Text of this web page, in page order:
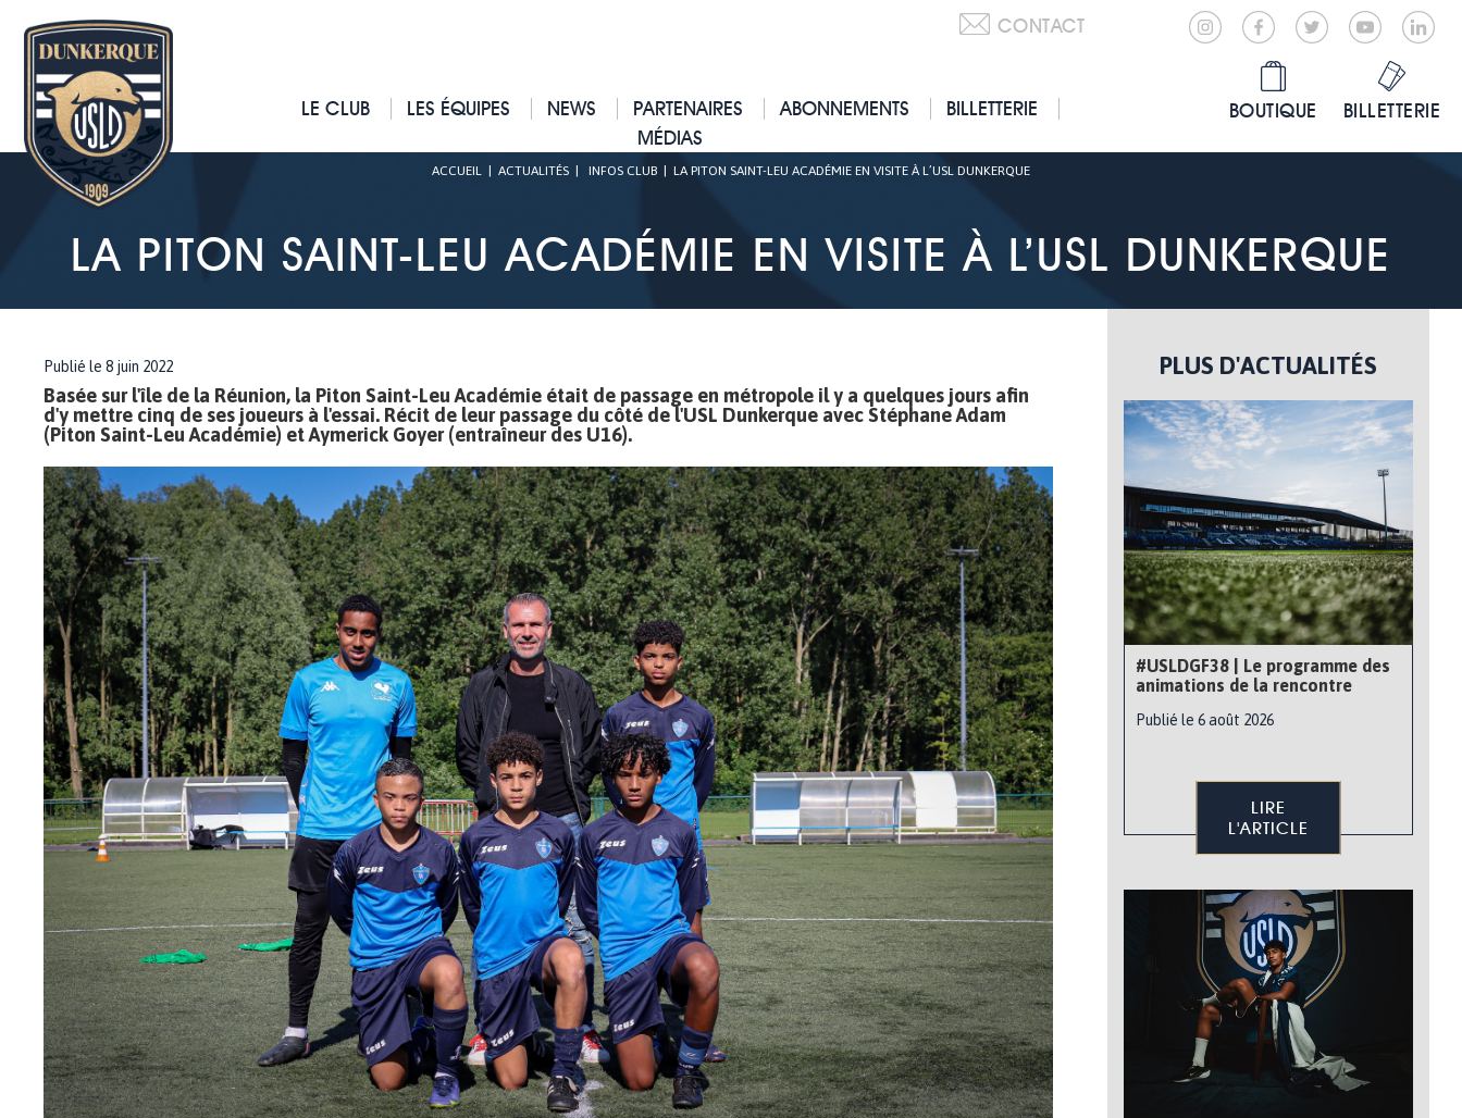
CONTACT
LE CLUB LES ÉQUIPES NEWS PARTENAIRES ABONNEMENTS
BILLETTERIE
MÉDIAS
BOUTIQUE BILLETTERIE
ACCUEIL ACTUALITÉS INFOS CLUB LA PITON SAINT-LEU ACADÉMIE EN VISITE À L’USL DUNKERQUE
LA PITON SAINT-LEU ACADÉMIE EN VISITE À L’USL DUNKERQUE
Publié le 8 juin 2022
Basée sur l'île de la Réunion, la Piton Saint-Leu Académie était de passage en métropole il y a quelques jours afin
d'y mettre cinq de ses joueurs à l'essai. Récit de leur passage du côté de l'USL Dunkerque avec Stéphane Adam
(Piton Saint-Leu Académie) et Aymerick Goyer (entraîneur des U16).
PLUS D'ACTUALITÉS
#USLDGF38 | Le programme des
animations de la rencontre
Publié le 6 août 2026
LIRE
L'ARTICLE